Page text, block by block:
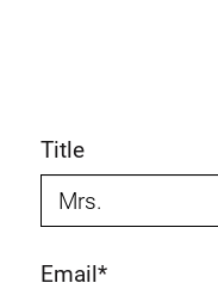
Title
Email*